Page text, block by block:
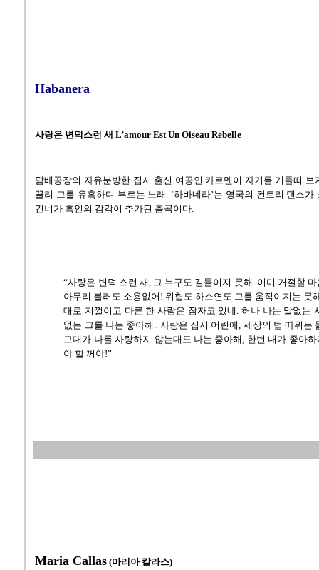
Habanera
사랑은 변덕스런 새 L’amour Est Un Oiseau Rebelle
담배공장의 자유분방한 집시 출신 여공인 카르멘이 자기를 거들떠 보
끌려 그를 유혹하며 부르는 노래. ‘하바네라’는 영국의 컨트리 댄스
건너가 흑인의 감각이 추가된 춤곡이다.
“사랑은 변덕 스런 새, 그 누구도 길들이지 못해. 이미 거절할
아무리 불러도 소용없어! 위협도 하소연도 그를 움직이지는 못
대로 지껄이고 다른 한 사람은 잠자코 있네. 허나 나는 말없는
없는 그를 나는 좋아해.. 사랑은 집시 어린애, 세상의 법 따위는
그대가 나를 사랑하지 않는대도 나는 좋아해, 한번 내가 좋아
야 할 꺼야!”
Maria Callas (마리아 칼라스)